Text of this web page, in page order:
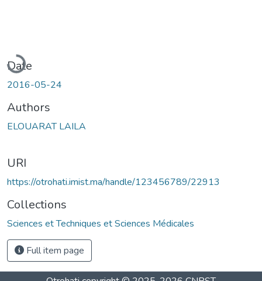
Loading...
Date
2016-05-24
Authors
ELOUARAT LAILA
URI
https://otrohati.imist.ma/handle/123456789/22913
Collections
Sciences et Techniques et Sciences Médicales
Full item page